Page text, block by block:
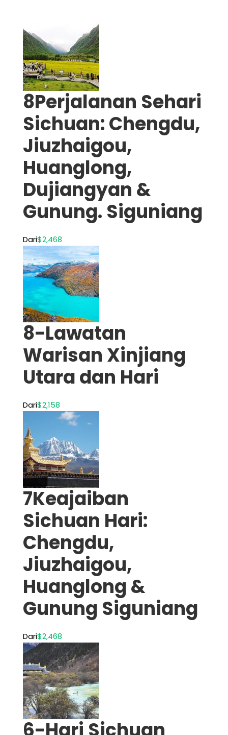
8Perjalanan Sehari
Sichuan: Chengdu,
Jiuzhaigou,
Huanglong,
Dujiangyan &
Gunung. Siguniang
Dari$2,468
8-Lawatan
Warisan Xinjiang
Utara dan Hari
Dari$2,158
7Keajaiban
Sichuan Hari:
Chengdu,
Jiuzhaigou,
Huanglong &
Gunung Siguniang
Dari$2,468